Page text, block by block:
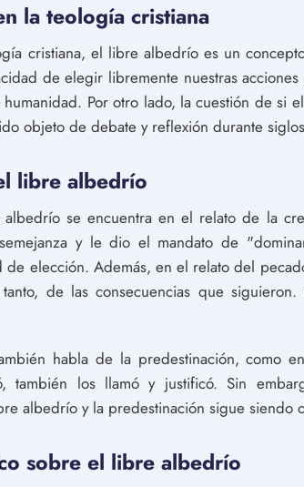
la teología cristiana
cristiana, el libre albedrío es un
de elegir libremente nuestras
Por otro lado, la cuestión de si
objeto de debate y reflexión durante
libre albedrío
se encuentra en el relato de la
y le dio el mandato de
elección. Además, en el relato del
de las consecuencias que
habla de la predestinación, como
también los llamó y justificó. Sin
albedrío y la predestinación sigue siendo
sobre el libre albedrío